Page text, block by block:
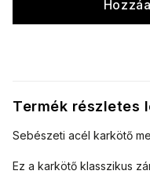
Termék részletes
Sebészeti acél karkötő
Ez a karkötő klasszikus